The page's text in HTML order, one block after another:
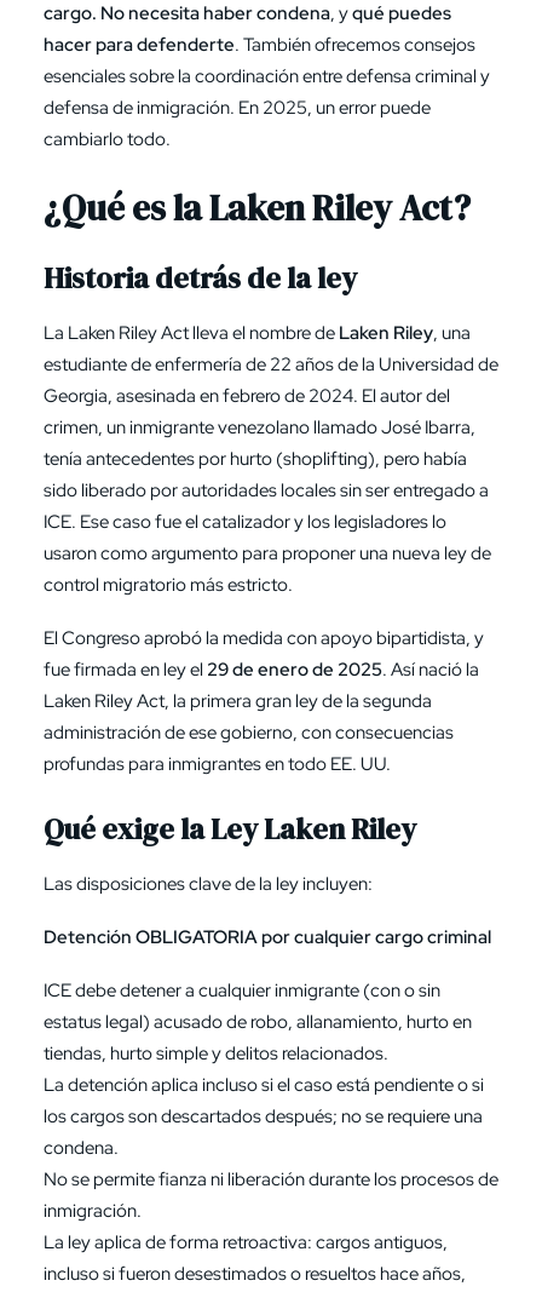
cargo. No necesita haber condena, yqué puedes
hacer para defenderte. También ofrecemos consejos
esenciales sobre la coordinación entre defensa criminal y
defensa de inmigración. En 2025, un error puede
cambiarlo todo.
¿Qué es la Laken Riley Act?
Historia detrás de la ley
La Laken Riley Act lleva el nombre de Laken Riley, una
estudiante de enfermería de 22 años de la Universidad de
Georgia, asesinada en febrero de 2024. El autor del
crimen, un inmigrante venezolano llamado José Ibarra,
tenía antecedentes por hurto (shoplifting), pero había
sido liberado por autoridades locales sin ser entregado a
ICE. Ese caso fue el catalizador y los legisladores lo
usaron como argumento para proponer una nueva ley de
control migratorio más estricto.
El Congreso aprobó la medida con apoyo bipartidista, y
fue firmada en ley el 29 de enero de 2025. Así nació la
Laken Riley Act, la primera gran ley de la segunda
administración de ese gobierno, con consecuencias
profundas para inmigrantes en todo EE. UU.
Qué exige la Ley Laken Riley
Las disposiciones clave de la ley incluyen:
Detención OBLIGATORIA por cualquier cargo criminal
ICEdebe detener a cualquier inmigrante (con o sin
estatus legal) acusado de robo, allanamiento, hurto en
tiendas, hurto simple y delitos relacionados.
La detención aplica incluso si el caso está pendiente o si
los cargos son descartados después; no se requiere una
condena.
No se permite fianza ni liberación durante los procesos de
inmigración.
La ley aplica de forma retroactiva: cargos antiguos,
incluso si fueron desestimados o resueltos hace años,